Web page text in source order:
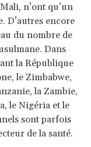
n’ont qu’un
D’autres encore
du nombre de
Dans
la République
le Zimbabwe,
la Zambie,
le Nigéria et le
sont parfois
de la santé.